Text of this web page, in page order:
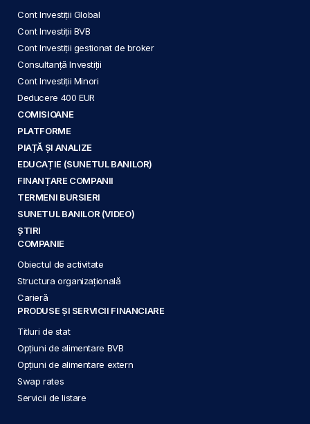
Cont Investiții Global
Cont Investiții BVB
Cont Investiții gestionat de broker
Consultanță Investiții
Cont Investiții Minori
Deducere 400 EUR
COMISIOANE
PLATFORME
PIAȚĂ ȘI ANALIZE
EDUCAȚIE (SUNETUL BANILOR)
FINANȚARE COMPANII
TERMENI BURSIERI
SUNETUL BANILOR (VIDEO)
ȘTIRI
COMPANIE
Obiectul de activitate
Structura organizațională
Carieră
PRODUSE ȘI SERVICII FINANCIARE
Titluri de stat
Opțiuni de alimentare BVB
Opțiuni de alimentare extern
Swap rates
Servicii de listare